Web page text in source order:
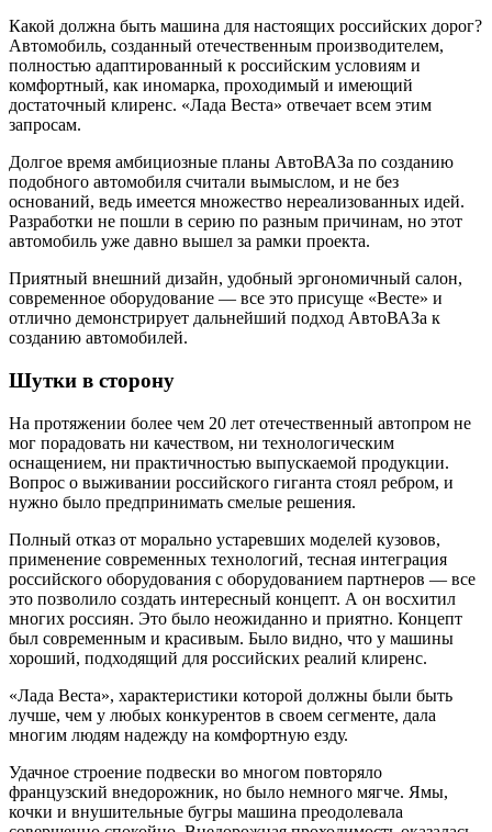
Какой должна быть машина для настоящих российских дорог?
Автомобиль, созданный отечественным производителем,
полностью адаптированный к российским условиям и
комфортный, как иномарка, проходимый и имеющий
достаточный клиренс. «Лада Веста» отвечает всем этим
запросам.
Долгое время амбициозные планы АвтоВАЗа по созданию
подобного автомобиля считали вымыслом, и не без
оснований, ведь имеется множество нереализованных идей.
Разработки не пошли в серию по разным причинам, но этот
автомобиль уже давно вышел за рамки проекта.
Приятный внешний дизайн, удобный эргономичный салон,
современное оборудование — все это присуще «Весте» и
отлично демонстрирует дальнейший подход АвтоВАЗа к
созданию автомобилей.
Шутки в сторону
На протяжении более чем 20 лет отечественный автопром не
мог порадовать ни качеством, ни технологическим
оснащением, ни практичностью выпускаемой продукции.
Вопрос о выживании российского гиганта стоял ребром, и
нужно было предпринимать смелые решения.
Полный отказ от морально устаревших моделей кузовов,
применение современных технологий, тесная интеграция
российского оборудования с оборудованием партнеров — все
это позволило создать интересный концепт. А он восхитил
многих россиян. Это было неожиданно и приятно. Концепт
был современным и красивым. Было видно, что у машины
хороший, подходящий для российских реалий клиренс.
«Лада Веста», характеристики которой должны были быть
лучше, чем у любых конкурентов в своем сегменте, дала
многим людям надежду на комфортную езду.
Удачное строение подвески во многом повторяло
французский внедорожник, но было немного мягче. Ямы,
кочки и внушительные бугры машина преодолевала